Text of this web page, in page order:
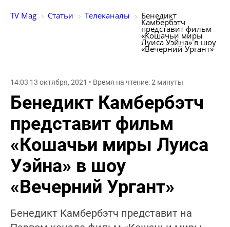
TV Mag Статьи Телеканалы Бенедикт
Камбербэтч
представит фильм
«Кошачьи миры
Луиса Уэйна» в шоу
«Вечерний Ургант»
14:03 13 октября, 2021 • Время на чтение: 2 минуты
Бенедикт Камбербэтч
представит фильм
«Кошачьи миры Луиса
Уэйна» в шоу
«Вечерний Ургант»
Бенедикт Камбербэтч представит на